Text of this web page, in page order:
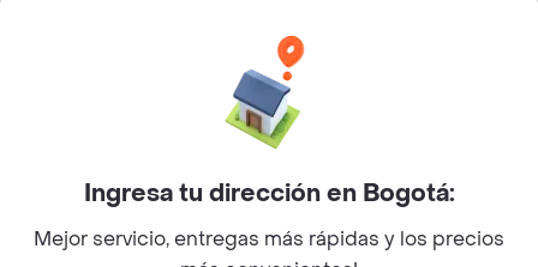
Facebook
Twitter
Instagram
©2026Rappi Inc. All rights reserved.
Ingresa tu dirección en Bogotá:
Mejor servicio, entregas más rápidas y los precios